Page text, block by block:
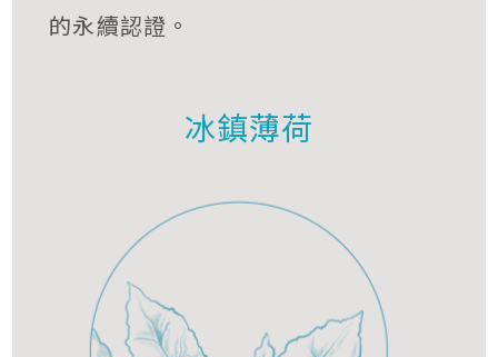
的永續認證。
冰鎮薄荷